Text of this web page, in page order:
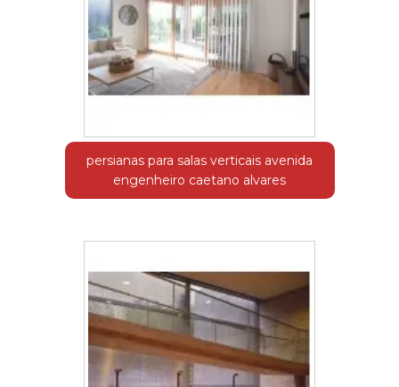
persianas para salas verticais avenida
engenheiro caetano alvares